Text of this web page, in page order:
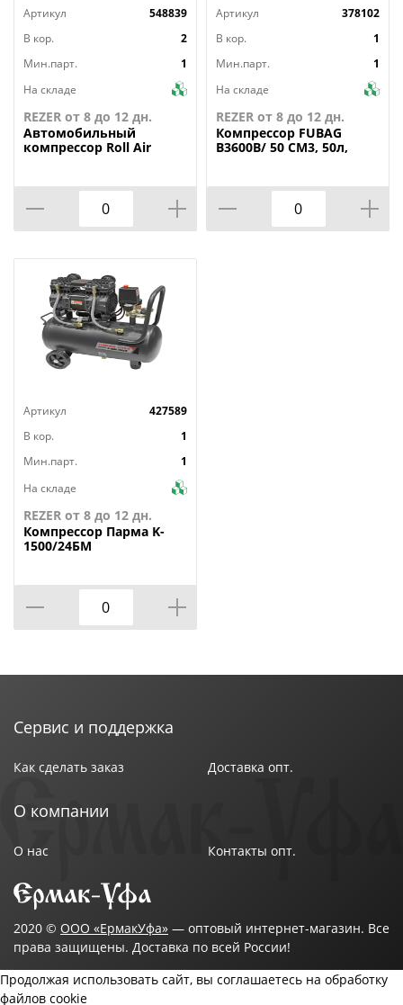
Артикул
548839
В кор.
2
Мин.парт.
1
На складе
REZER от 8 до 12 дн.
Автомобильный
компрессор Roll Air
Артикул
378102
В кор.
1
Мин.парт.
1
На складе
REZER от 8 до 12 дн.
Компрессор FUBAG
B3600B/ 50 СМ3, 50л,
Артикул
427589
В кор.
1
Мин.парт.
1
На складе
REZER от 8 до 12 дн.
Компрессор Парма K-
1500/24БМ
Сервис и поддержка
Как сделать заказ Доставка опт.
О компании
О нас Контакты опт.
2020 © ООО «ЕрмакУфа» — оптовый интернет-магазин. Все
права защищены. Доставка по всей России!
Продолжая использовать сайт, вы соглашаетесь на обработку
файлов cookie